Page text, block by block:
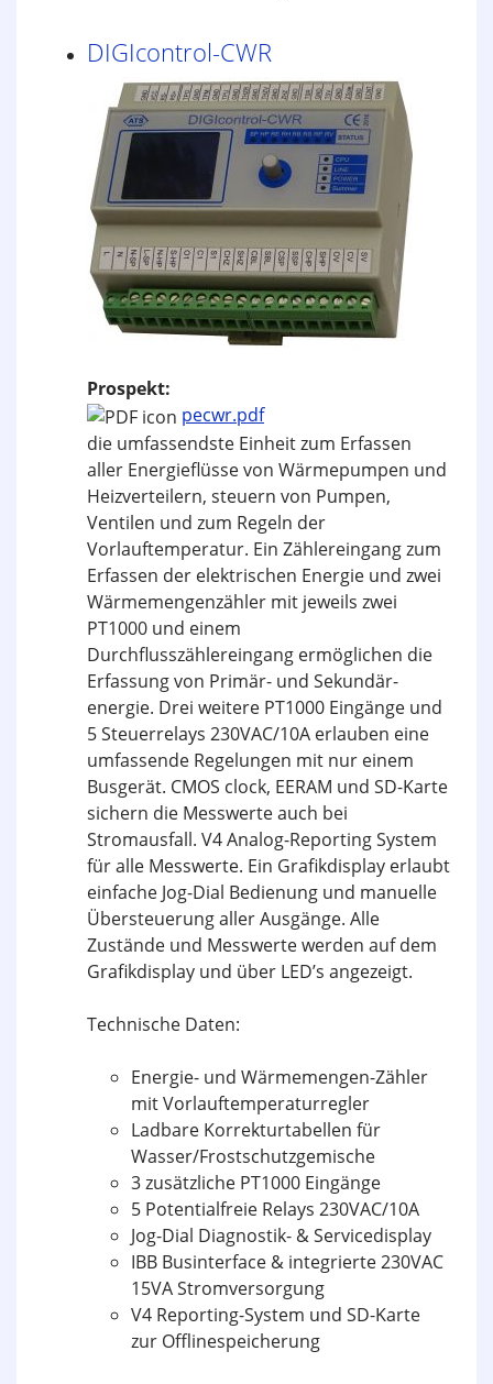
DIGIcontrol-CWR
Prospekt:
pecwr.pdf
die umfassendste Einheit zum Erfassen
aller Energieflüsse von Wärmepumpen und
Heizverteilern, steuern von Pumpen,
Ventilen und zum Regeln der
Vorlauftemperatur. Ein Zählereingang zum
Erfassen der elektrischen Energie und zwei
Wärmemengenzähler mit jeweils zwei
PT1000 und einem
Durchflusszählereingang ermöglichen die
Erfassung von Primär- und Sekundär­
energie. Drei weitere PT1000 Eingänge und
5 Steuerrelays 230VAC/10A erlauben eine
umfassende Regelungen mit nur einem
Busgerät. CMOS clock, EERAM und SD-Karte
sichern die Messwerte auch bei
Stromausfall. V4 Analog-Reporting System
für alle Messwerte. Ein Grafikdisplay erlaubt
einfache Jog-Dial Bedienung und manuelle
Übersteuerung aller Ausgänge. Alle
Zustände und Messwerte werden auf dem
Grafikdisplay und über LED’s angezeigt.
Technische Daten:
Energie- und Wärmemengen-Zähler
mit Vorlauftemperaturregler
Ladbare Korrekturtabellen für
Wasser/Frostschutzgemische
3 zusätzliche PT1000 Eingänge
5 Potentialfreie Relays 230VAC/10A
Jog-Dial Diagnostik- & Servicedisplay
IBB Businterface & integrierte 230VAC
15VA Stromversorgung
V4 Reporting-System und SD-Karte
zur Offlinespeicherung